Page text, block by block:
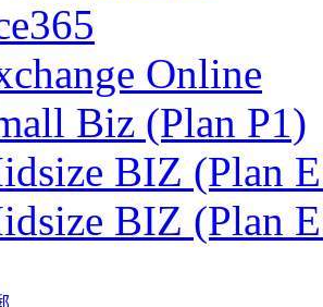
Online
Biz (Plan P1)
BIZ (Plan
BIZ (Plan